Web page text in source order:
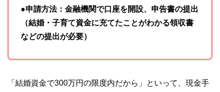
●申請方法：金融機関で口座を開設、申告書の提出
（結婚・子育て資金に充てたことがわかる領収書
などの提出が必要）
「結婚資金で300万円の限度内だから」といって、現金手